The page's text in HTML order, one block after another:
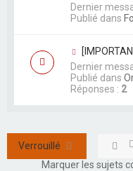
Dernier
Publié dans
Dernier
Publié dans
Réponses : 2
Verrouillé
Marquer les sujets